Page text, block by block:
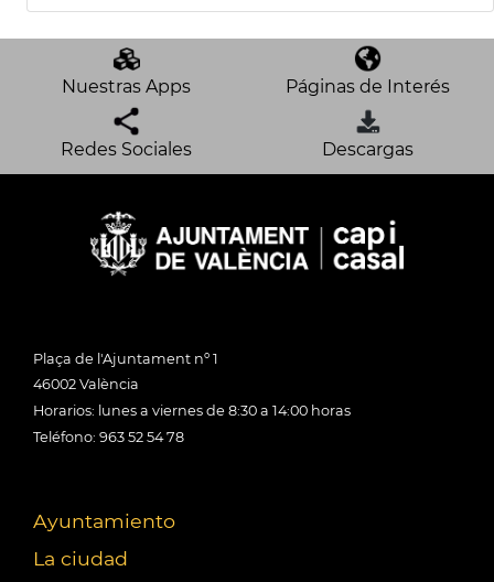
Nuestras Apps Páginas de Interés
Redes Sociales Descargas
Plaça de l'Ajuntament nº 1
46002 València
Horarios: lunes a viernes de 8:30 a 14:00 horas
Teléfono: 963 52 54 78
Ayuntamiento
La ciudad